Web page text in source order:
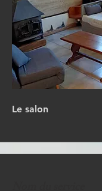
Le salon